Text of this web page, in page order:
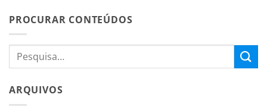
PROCURAR CONTEÚDOS
ARQUIVOS